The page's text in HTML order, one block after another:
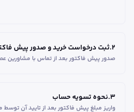
2
.ثبت درخواست خرید و صدور پیش
صدور پیش فاکتور بعد از تماس با مشاورین
3
.نحوه تسویه حساب
واریز مبلغ پیش فاکتور بعد از تایید آن